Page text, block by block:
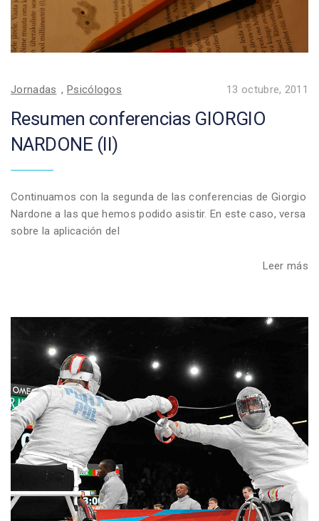
Jornadas ,Psicólogos 13 octubre, 2011
Resumen conferencias GIORGIO
NARDONE (II)
Continuamos con la segunda de las conferencias de Giorgio
Nardone a las que hemos podido asistir. En este caso, versa
sobre la aplicación del
Leer más